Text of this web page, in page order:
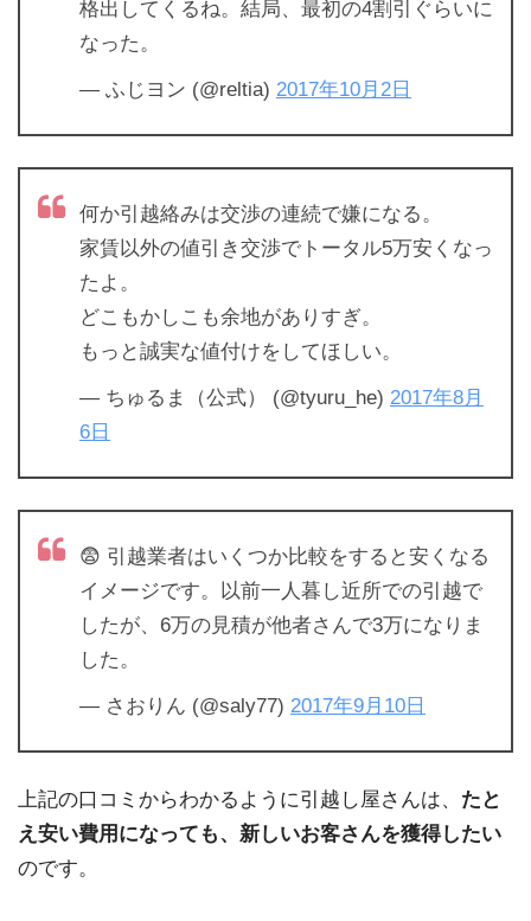
格出してくるね。結局、最初の4割引ぐらいに
なった。
— ふじヨン (@reltia) 2017年10月2日
何か引越絡みは交渉の連続で嫌になる。
家賃以外の値引き交渉でトータル5万安くなっ
たよ。
どこもかしこも余地がありすぎ。
もっと誠実な値付けをしてほしい。
— ちゅるま（公式） (@tyuru_he) 2017年8月
6日
😨 引越業者はいくつか比較をすると安くなる
イメージです。以前一人暮し近所での引越で
したが、6万の見積が他者さんで3万になりま
した。
— さおりん (@saly77) 2017年9月10日
上記の口コミからわかるように引越し屋さんは、 たと
え安い費用になっても、新しいお客さんを獲得したい
のです。